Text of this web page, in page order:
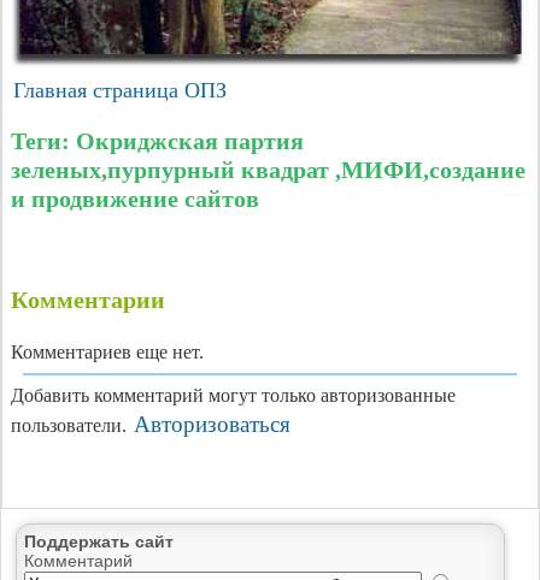
Главная страница ОПЗ
Теги: Окриджская партия
зеленых,пурпурный квадрат ,МИФИ,создание
и продвижение сайтов
Комментарии
Комментариев еще нет.
Добавить комментарий могут только авторизованные
пользователи. Авторизоваться
Поддержать сайт
Комментарий